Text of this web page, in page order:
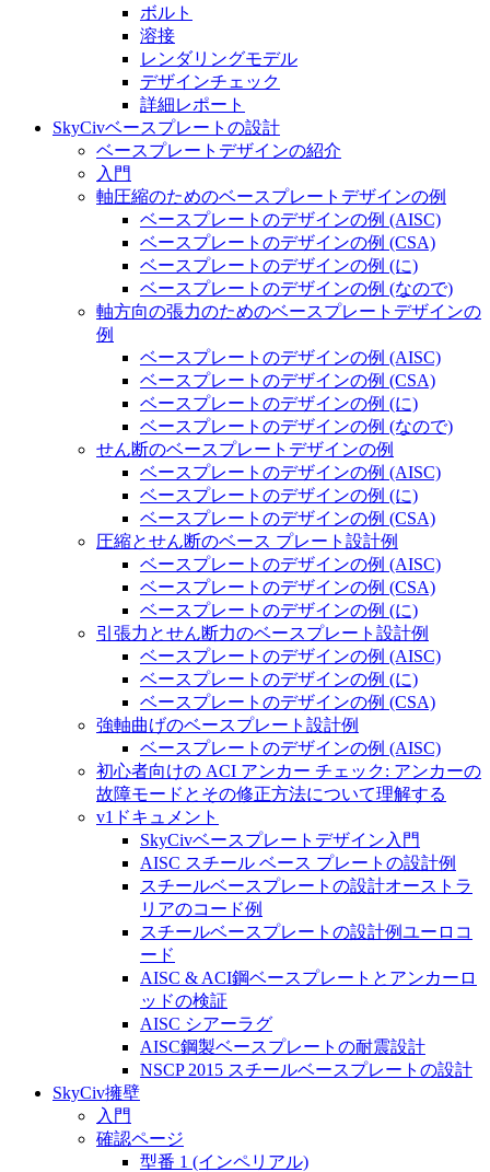
ボルト
溶接
レンダリングモデル
デザインチェック
詳細レポート
SkyCivベースプレートの設計
ベースプレートデザインの紹介
入門
軸圧縮のためのベースプレートデザインの例
ベースプレートのデザインの例 (AISC)
ベースプレートのデザインの例 (CSA)
ベースプレートのデザインの例 (に)
ベースプレートのデザインの例 (なので)
軸方向の張力のためのベースプレートデザインの
例
ベースプレートのデザインの例 (AISC)
ベースプレートのデザインの例 (CSA)
ベースプレートのデザインの例 (に)
ベースプレートのデザインの例 (なので)
せん断のベースプレートデザインの例
ベースプレートのデザインの例 (AISC)
ベースプレートのデザインの例 (に)
ベースプレートのデザインの例 (CSA)
圧縮とせん断のベース プレート設計例
ベースプレートのデザインの例 (AISC)
ベースプレートのデザインの例 (CSA)
ベースプレートのデザインの例 (に)
引張力とせん断力のベースプレート設計例
ベースプレートのデザインの例 (AISC)
ベースプレートのデザインの例 (に)
ベースプレートのデザインの例 (CSA)
強軸曲げのベースプレート設計例
ベースプレートのデザインの例 (AISC)
初心者向けの ACI アンカー チェック: アンカーの
故障モードとその修正方法について理解する
v1ドキュメント
SkyCivベースプレートデザイン入門
AISC スチール ベース プレートの設計例
スチールベースプレートの設計オーストラ
リアのコード例
スチールベースプレートの設計例ユーロコ
ード
AISC & ACI鋼ベースプレートとアンカーロ
ッドの検証
AISC シアーラグ
AISC鋼製ベースプレートの耐震設計
NSCP 2015 スチールベースプレートの設計
SkyCiv擁壁
入門
確認ページ
型番 1 (インペリアル)